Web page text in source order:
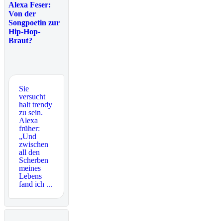
Alexa Feser:
Von der
Songpoetin zur
Hip-Hop-
Braut?
Sie
versucht
halt trendy
zu sein.
Alexa
früher:
„Und
zwischen
all den
Scherben
meines
Lebens
fand ich ...